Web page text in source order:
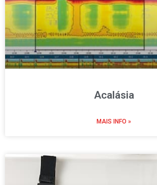
Acalásia
MAIS INFO »